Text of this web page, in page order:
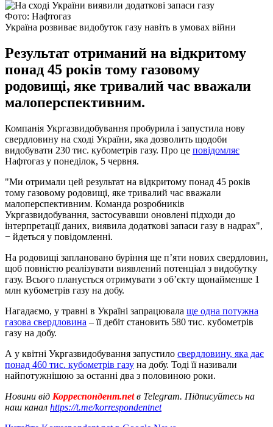
Фото: Нафтогаз
Україна розвиває видобуток газу навіть в умовах війни
Результат отриманий на відкритому
понад 45 років тому газовому
родовищі, яке тривалий час вважали
малоперспективним.
Компанія Укргазвидобування пробурила і запустила нову
свердловину на сході України, яка дозволить щодоби
видобувати 230 тис. кубометрів газу. Про це повідомляє
Нафтогаз у понеділок, 5 червня.
"Ми отримали цей результат на відкритому понад 45 років
тому газовому родовищі, яке тривалий час вважали
малоперспективним. Команда розробників
Укргазвидобування, застосувавши оновлені підходи до
інтерпретації даних, виявила додаткові запаси газу в надрах",
− йдеться у повідомленні.
На родовищі заплановано буріння ще п’яти нових свердловин,
щоб повністю реалізувати виявлений потенціал з видобутку
газу. Всього планується отримувати з обʼєкту щонайменше 1
млн кубометрів газу на добу.
Нагадаємо, у травні в Україні запрацювала ще одна потужна
газова свердловина – її дебіт становить 580 тис. кубометрів
газу на добу.
А у квітні Укргазвидобування запустило свердловину, яка дає
понад 460 тис. кубометрів газу на добу. Тоді її називали
найпотужнішою за останні два з половиною роки.
Новини від Корреспондент.netв Telegram. Підписуйтесь на
наш канал https://t.me/korrespondentnet